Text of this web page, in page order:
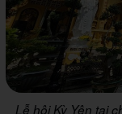
Lễ hội Kỳ Yên tại